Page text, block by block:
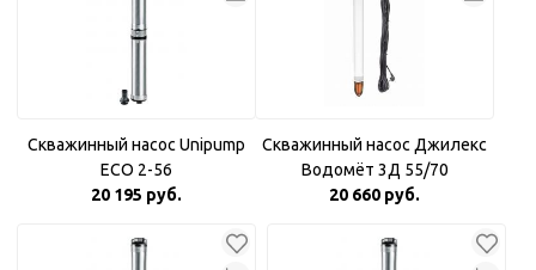
Скважинный насос Unipump
ECO 2-56
20 195 руб.
Скважинный насос Джилекс
Водомёт 3Д 55/70
20 660 руб.